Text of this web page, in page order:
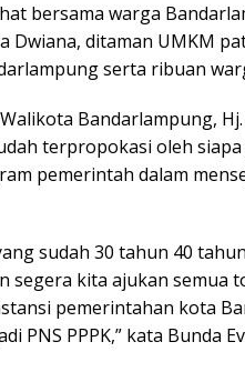
bersama warga
Dwiana, ditaman UMKM
serta ribuan
Bandarlampung,
terpropokasi oleh
pemerintah dalam
sudah 30 tahun 40
segera kita ajukan semua
pemerintahan kota
PNS PPPK,” kata Bunda